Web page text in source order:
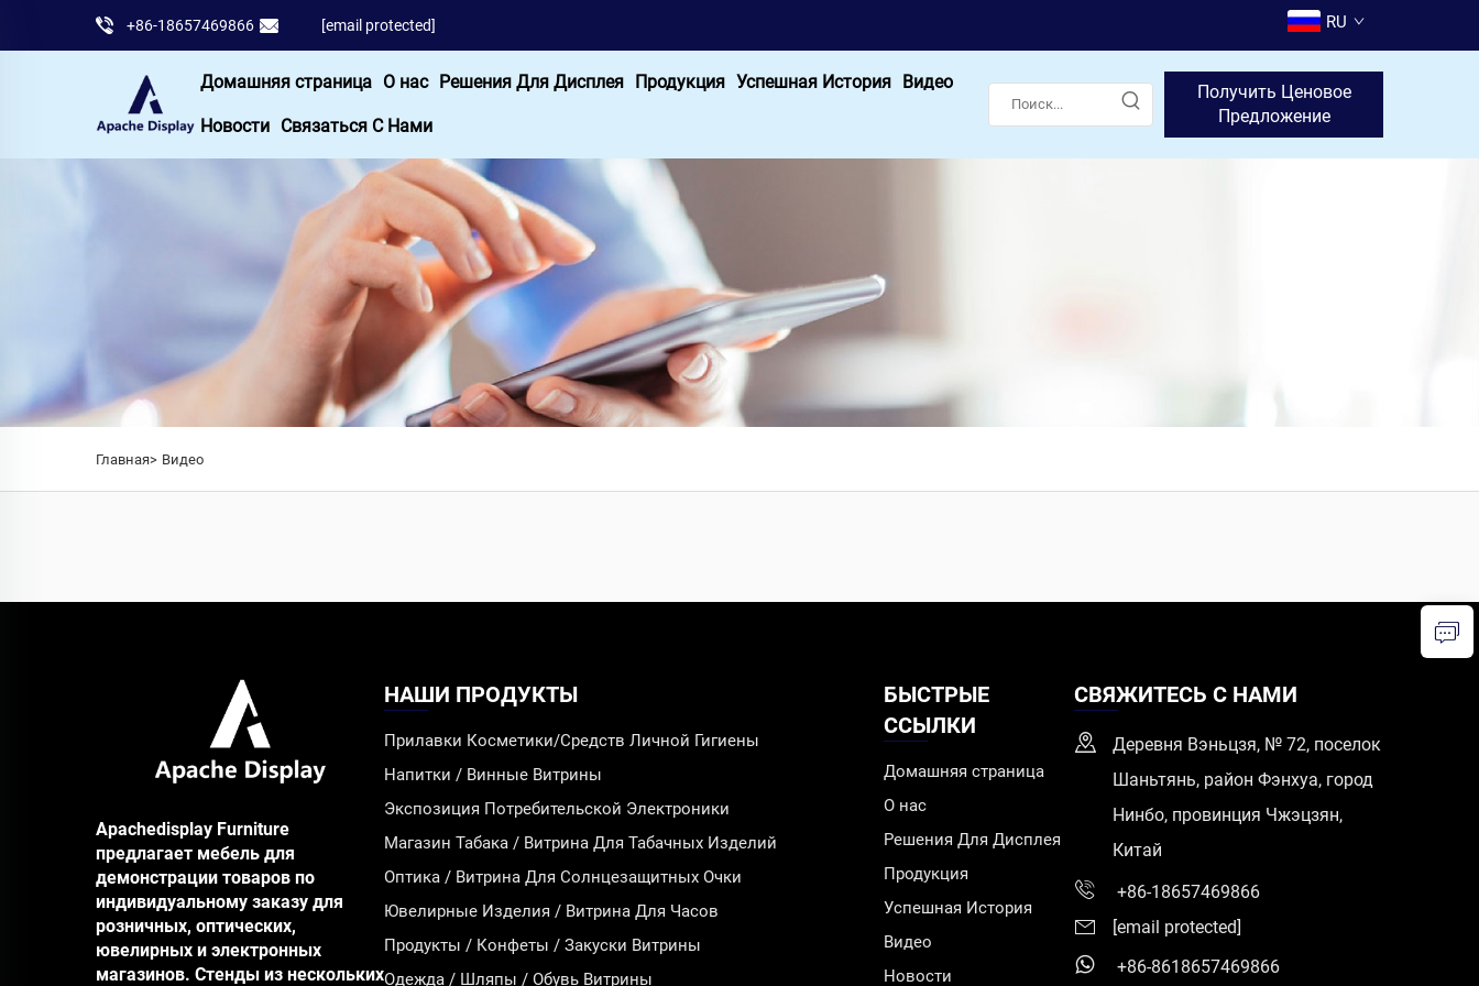
+86-18657469866 [email protected] RU
Домашняя страница О нас Решения Для Дисплея Продукция Успешная История Видео
Новости Связаться С Нами
Получить Ценовое
Предложение
Главная> Видео
Apachedisplay Furniture
предлагает мебель для
демонстрации товаров по
индивидуальному заказу для
розничных, оптических,
ювелирных и электронных
магазинов. Стенды из нескольких
НАШИ ПРОДУКТЫ
Прилавки Косметики/Средств Личной Гигиены
Напитки / Винные Витрины
Экспозиция Потребительской Электроники
Магазин Табака / Витрина Для Табачных Изделий
Оптика / Витрина Для Солнцезащитных Очки
Ювелирные Изделия / Витрина Для Часов
Продукты / Конфеты / Закуски Витрины
Одежда / Шляпы / Обувь Витрины
БЫСТРЫЕ
ССЫЛКИ
Домашняя страница
О нас
Решения Для Дисплея
Продукция
Успешная История
Видео
Новости
СВЯЖИТЕСЬ С НАМИ
Деревня Вэньцзя, № 72, поселок
Шаньтянь, район Фэнхуа, город
Нинбо, провинция Чжэцзян,
Китай
+86-18657469866
[email protected]
+86-8618657469866